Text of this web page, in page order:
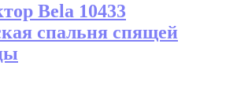
Bela 10433
спальня спящей